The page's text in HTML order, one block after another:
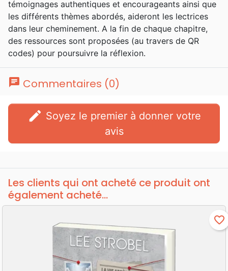
témoignages authentiques et encourageants ainsi que
les différents thèmes abordés, aideront les lectrices
dans leur cheminement. A la fin de chaque chapitre,
des ressources sont proposées (au travers de QR
codes) pour poursuivre la réflexion.
chat Commentaires (0)
edit
avis
Les clients qui ont acheté ce produit ont
également acheté...
favorite_border